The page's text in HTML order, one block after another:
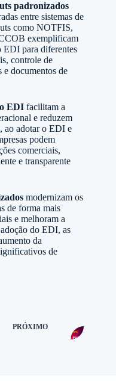
padronizados
entre sistemas de
como NOTFIS,
exemplificam
EDI para diferentes
controle de
e documentos de
EDI facilitam a
e reduzem
ao adotar o EDI e
podem
comerciais,
e transparente
modernizam os
de forma mais
e melhoram a
do EDI, as
da
de
PRÓXIMO